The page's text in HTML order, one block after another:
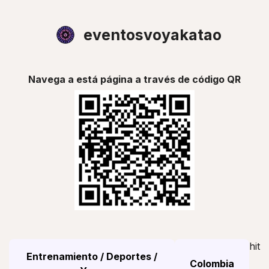
eventosvoyakatao
Navega a está página a través de código QR
Entrenamiento / Deportes /
Colombia
hit